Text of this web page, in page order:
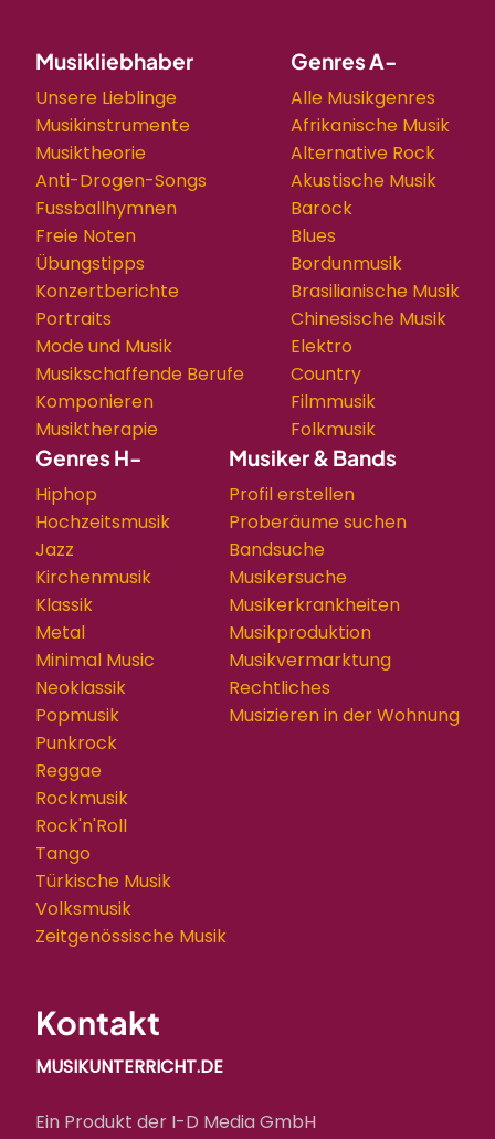
Musikliebhaber
Unsere Lieblinge
Musikinstrumente
Musiktheorie
Anti-Drogen-Songs
Fussballhymnen
Freie Noten
Übungstipps
Konzertberichte
Portraits
Mode und Musik
Musikschaffende Berufe
Komponieren
Musiktherapie
Genres A-
Alle Musikgenres
Afrikanische Musik
Alternative Rock
Akustische Musik
Barock
Blues
Bordunmusik
Brasilianische Musik
Chinesische Musik
Elektro
Country
Filmmusik
Folkmusik
Genres H-
Hiphop
Hochzeitsmusik
Jazz
Kirchenmusik
Klassik
Metal
Minimal Music
Neoklassik
Popmusik
Punkrock
Reggae
Rockmusik
Rock'n'Roll
Tango
Türkische Musik
Volksmusik
Zeitgenössische Musik
Musiker & Bands
Profil erstellen
Proberäume suchen
Bandsuche
Musikersuche
Musikerkrankheiten
Musikproduktion
Musikvermarktung
Rechtliches
Musizieren in der Wohnung
Kontakt
MUSIKUNTERRICHT.DE
Ein Produkt der I-D Media GmbH